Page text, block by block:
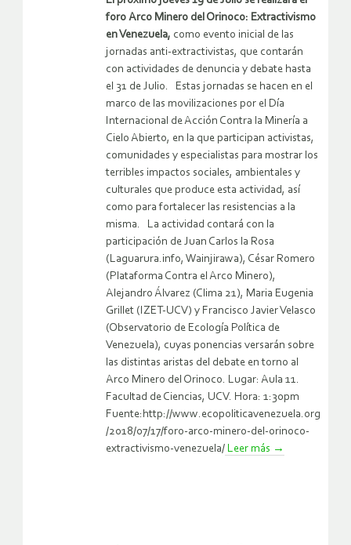
foro Arco Minero del Orinoco: Extractivismo
en Venezuela, como evento inicial de las
jornadas anti-extractivistas, que contarán
con actividades de denuncia y debate hasta
el 31 de Julio. Estas jornadas se hacen en el
marco de las movilizaciones por el Día
Internacional de Acción Contra la Minería a
Cielo Abierto, en la que participan activistas,
comunidades y especialistas para mostrar los
terribles impactos sociales, ambientales y
culturales que produce esta actividad, así
como para fortalecer las resistencias a la
misma. La actividad contará con la
participación de Juan Carlos la Rosa
(Laguarura.info, Wainjirawa), César Romero
(Plataforma Contra el Arco Minero),
Alejandro Álvarez (Clima 21), Maria Eugenia
Grillet (IZET-UCV) y Francisco Javier Velasco
(Observatorio de Ecología Política de
Venezuela), cuyas ponencias versarán sobre
las distintas aristas del debate en torno al
Arco Minero del Orinoco. Lugar: Aula 11.
Facultad de Ciencias, UCV. Hora: 1:30pm
Fuente:http://www.ecopoliticavenezuela.org
/2018/07/17/foro-arco-minero-del-orinoco-
extractivismo-venezuela/ Leer más →